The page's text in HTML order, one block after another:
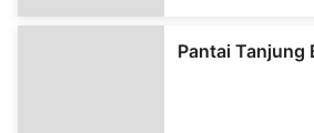
人們一邊逛街，一
Pantai Tanjung